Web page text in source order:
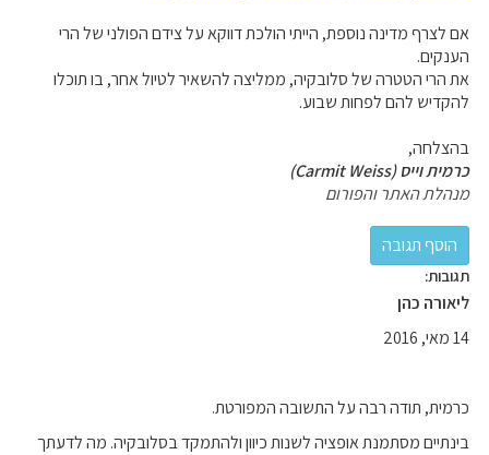
אם לצרף מדינה נוספת, הייתי הולכת דווקא על צידם הפולני של הרי
הענקים.
את הרי הטטרה של סלובקיה, ממליצה להשאיר לטיול אחר, בו תוכלו
להקדיש להם לפחות שבוע.
בהצלחה,
כרמית וייס (Carmit Weiss)
מנהלת האתר והפורום
תגובות:
ליאורה כהן
14 מאי, 2016
כרמית, תודה רבה על התשובה המפורטת.
בינתיים מסתמנת אופציה לשנות כיוון ולהתמקד בסלובקיה. מה לדעתך